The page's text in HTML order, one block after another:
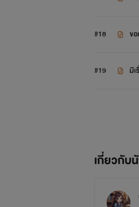
#18 ข
#19 มี
เกี่ยวกับ